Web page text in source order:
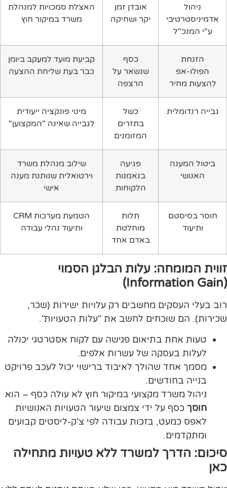
ניהול
אדמיניסטרטיבי
ע"י המנכ"ל
אובדן זמן
יקר ושחיקה
האצלת סמכויות למנהלת
משרד במיקור חוץ
הזנחת
הפולו-אפ
להצעות מחיר
כסף
שנשאר על
הרצפה
קביעת מועד למעקב ביומן
כבר בעת שליחת ההצעה
גבייה רנדומלית
כשל
בתזרים
המזומנים
מינוי פונקציה ייעודית
לגבייה שאינה "המקצוען"
ביטול המענה
האנושי
פגיעה
בנאמנות
הלקוחות
שילוב מנהלת משרד
וירטואלית שנותנת מענה
אישי
חוסר בסיסטם
ותיעוד
תלות
מוחלטת
באדם אחד
הטמעת מערכות CRM
ותיעוד נהלי עבודה
זווית המומחה: עלות הבלגן הסמוי
(Information Gain)
רוב בעלי העסקים מחשבים רק עלויות ישירות (שכר,
שכירות). הם שוכחים לחשב את "עלות הטעויות".
טעות אחת בתיאום פגישה עם לקוח אסטרטגי יכולה
לעלות בעסקה של עשרות אלפים.
מסמך אחד שהולך לאיבוד ברישוי יכול לעכב פרויקט
בנייה בחודשים.
ניהול משרד מקצועי במיקור חוץ לא עולה כסף – הוא
חוסך כסף על ידי צמצום שיעור הטעויות האנושיות
לאפס כמעט, בזכות עבודה לפי צ'ק-ליסטים קבועים
ומתקדמים.
סיכום: הדרך למשרד ללא טעויות מתחילה
כאן